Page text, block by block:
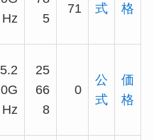
Hz
5
71
式
格
5.2
0G
Hz
25
66
8
0
公
式
価
格